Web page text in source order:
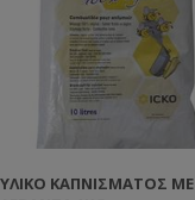
ΥΛΙΚΌ ΚΑΠΝΊΣΜΑΤΟΣ ΜΕ